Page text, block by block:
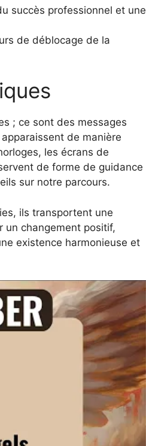
succès professionnel et une
de déblocage de la
; ce sont des messages
de manière
les écrans de
de forme de guidance
sur notre parcours.
ils transportent une
un changement positif,
existence harmonieuse et